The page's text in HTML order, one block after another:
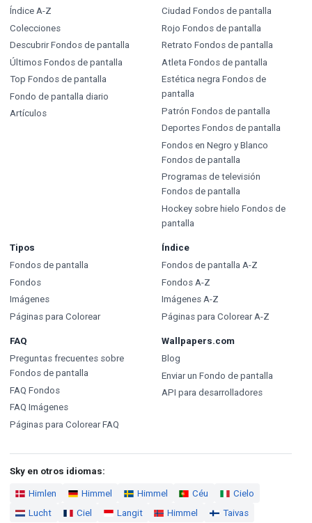
Índice A-Z
Colecciones
Descubrir Fondos de pantalla
Últimos Fondos de pantalla
Top Fondos de pantalla
Fondo de pantalla diario
Artículos
Ciudad Fondos de pantalla
Rojo Fondos de pantalla
Retrato Fondos de pantalla
Atleta Fondos de pantalla
Estética negra Fondos de
pantalla
Patrón Fondos de pantalla
Deportes Fondos de pantalla
Fondos en Negro y Blanco
Fondos de pantalla
Programas de televisión
Fondos de pantalla
Hockey sobre hielo Fondos de
pantalla
Tipos
Fondos de pantalla
Fondos
Imágenes
Páginas para Colorear
Índice
Fondos de pantalla A-Z
Fondos A-Z
Imágenes A-Z
Páginas para Colorear A-Z
FAQ
Preguntas frecuentes sobre
Fondos de pantalla
FAQ Fondos
FAQ Imágenes
Páginas para Colorear FAQ
Wallpapers.com
Blog
Enviar un Fondo de pantalla
API para desarrolladores
Sky en otros idiomas:
Himlen Himmel Himmel Céu
Cielo
Lucht
Ciel Langit Himmel Taivas